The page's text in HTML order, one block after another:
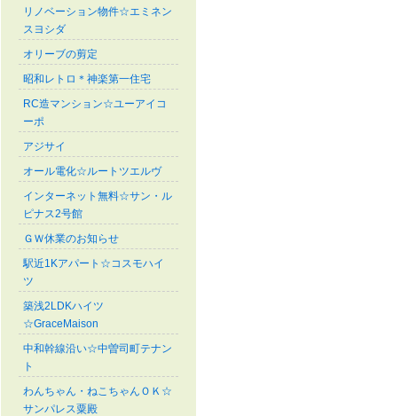
リノベーション物件☆エミネン
スヨシダ
オリーブの剪定
昭和レトロ＊神楽第一住宅
RC造マンション☆ユーアイコ
ーポ
アジサイ
オール電化☆ルートツエルヴ
インターネット無料☆サン・ル
ピナス2号館
ＧＷ休業のお知らせ
駅近1Kアパート☆コスモハイ
ツ
築浅2LDKハイツ
☆GraceMaison
中和幹線沿い☆中曽司町テナン
ト
わんちゃん・ねこちゃんＯＫ☆
サンパレス粟殿